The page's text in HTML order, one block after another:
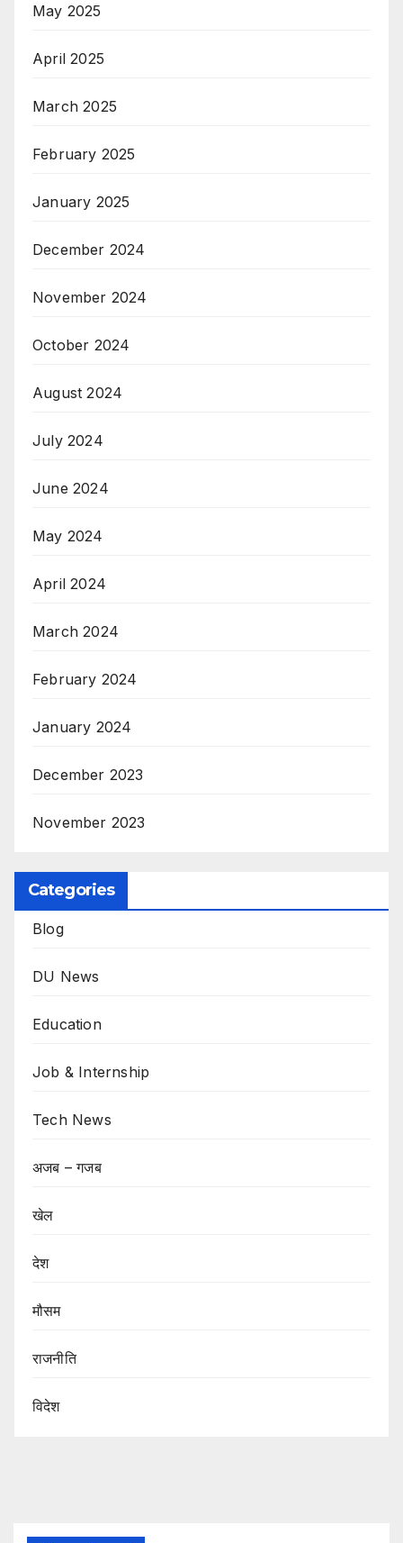
May 2025
April 2025
March 2025
February 2025
January 2025
December 2024
November 2024
October 2024
August 2024
July 2024
June 2024
May 2024
April 2024
March 2024
February 2024
January 2024
December 2023
November 2023
Categories
Blog
DU News
Education
Job & Internship
Tech News
अजब – गजब
खेल
देश
मौसम
राजनीति
विदेश